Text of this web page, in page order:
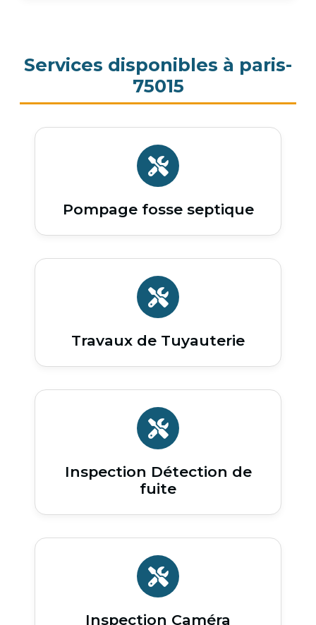
Services disponibles à paris-
75015
Pompage fosse septique
Travaux de Tuyauterie
Inspection Détection de
fuite
Inspection Caméra